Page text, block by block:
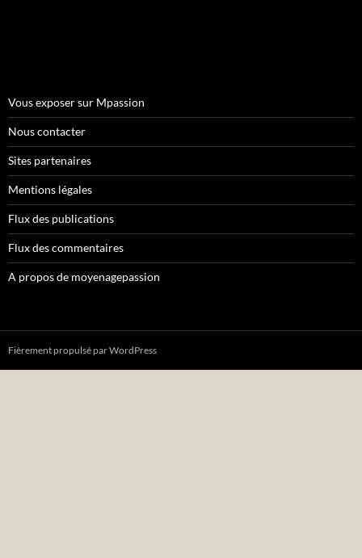
Vous exposer sur Mpassion
Nous contacter
Sites partenaires
Mentions légales
Flux des publications
Flux des commentaires
A propos de moyenagepassion
Fièrement propulsé par WordPress